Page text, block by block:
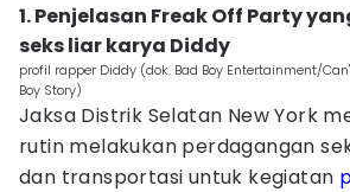
1. Penjelasan Freak Off Party
seks liar karya Diddy
profil rapper Diddy (dok. Bad Boy Entertainment/
Boy Story)
Jaksa Distrik Selatan New York
rutin melakukan perdagangan
dan transportasi untuk kegiatan